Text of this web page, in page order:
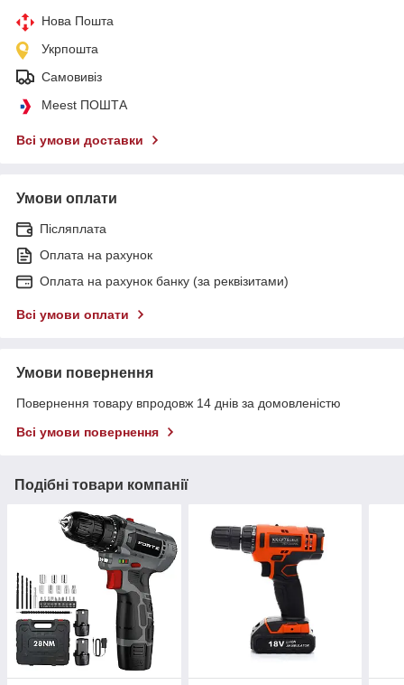
Нова Пошта
Укрпошта
Самовивіз
Meest ПОШТА
Всі умови доставки
Умови оплати
Післяплата
Оплата на рахунок
Оплата на рахунок банку (за реквізитами)
Всі умови оплати
Умови повернення
Повернення товару впродовж 14 днів за домовленістю
Всі умови повернення
Подібні товари компанії